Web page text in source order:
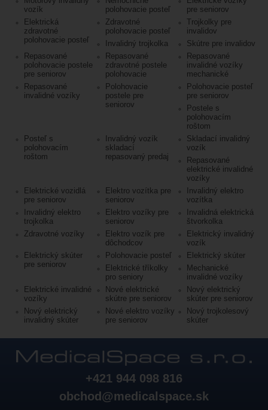
vozík
polohovacie posteľ
pre seniorov
Elektrická
zdravotné
polohovacie posteľ
Zdravotné
polohovacie posteľ
Trojkolky pre
invalidov
Invalidný trojkolka
Skútre pre invalidov
Repasované
polohovacie postele
pre seniorov
Repasované
zdravotné postele
polohovacie
Repasované
invalidné vozíky
mechanické
Repasované
invalidné vozíky
Polohovacie
postele pre
seniorov
Polohovacie posteľ
pre seniorov
Postele s
polohovacím
roštom
Posteľ s
polohovacím
roštom
Invalidný vozík
skladací
repasovaný predaj
Skladací invalidný
vozík
Repasované
elektrické invalidné
vozíky
Elektrické vozidlá
pre seniorov
Elektro vozítka pre
seniorov
Invalidný elektro
vozítka
Invalidný elektro
trojkolka
Elektro vozíky pre
seniorov
Invalidná elektrická
štvorkolka
Zdravotné vozíky
Elektro vozík pre
dôchodcov
Elektrický invalidný
vozík
Elektrický skúter
pre seniorov
Polohovacie posteľ
Elektrický skúter
Elektrické tříkolky
pro seniory
Mechanické
invalidné vozíky
Elektrické invalidné
vozíky
Nové elektrické
skútre pre seniorov
Nový elektrický
skúter pre seniorov
Nový elektrický
invalidný skúter
Nové elektro vozíky
pre seniorov
Nový trojkolesový
skúter
+421 944 098 816
obchod@medicalspace.sk